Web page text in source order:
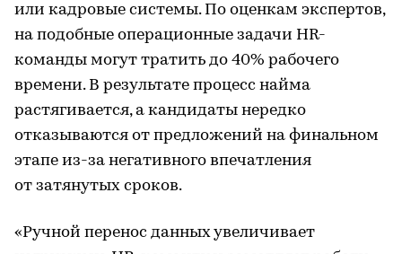
или кадровые системы. По оценкам экспертов,
на подобные операционные задачи HR-
команды могут тратить до 40% рабочего
времени. В результате процесс найма
растягивается, а кандидаты нередко
отказываются от предложений на финальном
этапе из-за негативного впечатления
от затянутых сроков.
«Ручной перенос данных увеличивает